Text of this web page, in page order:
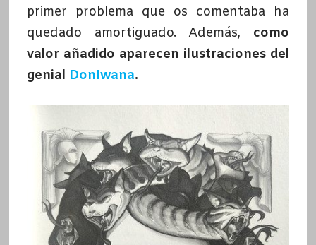
primer problema que os comentaba ha
quedado amortiguado. Además, como
valor añadido aparecen ilustraciones del
genial DonIwana.